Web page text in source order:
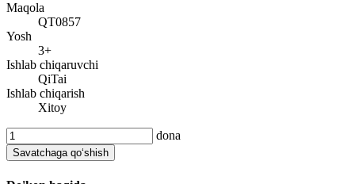
Maqola
QT0857
Yosh
3+
Ishlab chiqaruvchi
QiTai
Ishlab chiqarish
Xitoy
dona
Savatchaga qo‘shish